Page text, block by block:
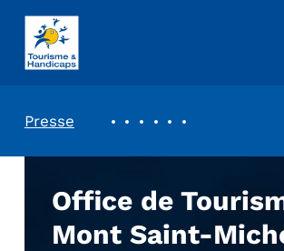
ASSOCIATION TOURISME ET HANDICAPS
Presse
Office de
Mont Saint-